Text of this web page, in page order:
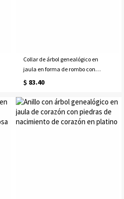
Collar de árbol genealógico en
jaula en forma de rombo con
piedra de nacimiento bañado en
$ 83.40